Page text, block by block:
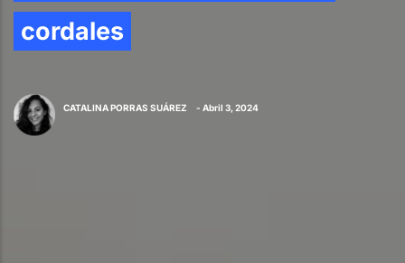
cordales
CATALINA PORRAS SUÁREZ - Abril 3, 2024